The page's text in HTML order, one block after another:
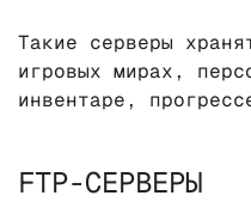
Такие серверы
игровых мирах,
инвентаре,
FTP-СЕРВЕРЫ